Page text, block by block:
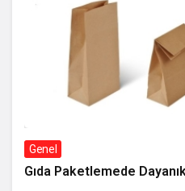
Genel
Gıda Paketlemede